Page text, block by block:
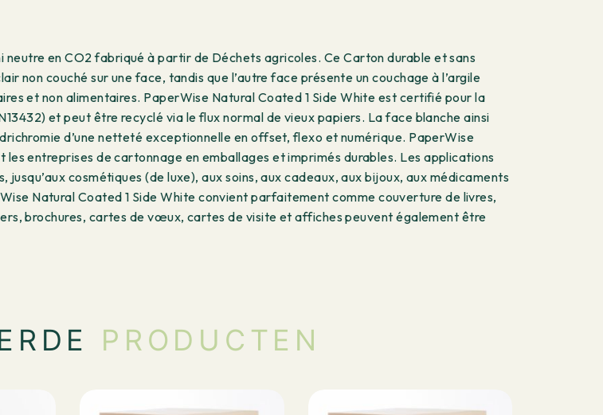
en CO2 fabriqué à partir de Déchets agricoles. Ce Carton durable et sans
non couché sur une face, tandis que l’autre face présente un couchage à l’argile
et non alimentaires. PaperWise Natural Coated 1 Side White est certifié pour la
et peut être recyclé via le flux normal de vieux papiers. La face blanche ainsi
d’une netteté exceptionnelle en offset, flexo et numérique. PaperWise
entreprises de cartonnage en emballages et imprimés durables. Les applications
cosmétiques (de luxe), aux soins, aux cadeaux, aux bijoux, aux médicaments
Natural Coated 1 Side White convient parfaitement comme couverture de livres,
brochures, cartes de vœux, cartes de visite et affiches peuvent également être
PRODUCTEN